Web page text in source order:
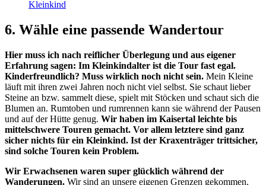
Kleinkind
6. Wähle eine passende Wandertour
Hier muss ich nach reiflicher Überlegung und aus eigener
Erfahrung sagen: Im Kleinkindalter ist die Tour fast egal.
Kinderfreundlich? Muss wirklich noch nicht sein. Mein Kleine
läuft mit ihren zwei Jahren noch nicht viel selbst. Sie schaut lieber
Steine an bzw. sammelt diese, spielt mit Stöcken und schaut sich die
Blumen an. Rumtoben und rumrennen kann sie während der Pausen
und auf der Hütte genug. Wir haben im Kaisertal leichte bis
mittelschwere Touren gemacht. Vor allem letztere sind ganz
sicher nichts für ein Kleinkind. Ist der Kraxenträger trittsicher,
sind solche Touren kein Problem.
Wir Erwachsenen waren super glücklich während der
Wanderungen. Wir sind an unsere eigenen Grenzen gekommen,